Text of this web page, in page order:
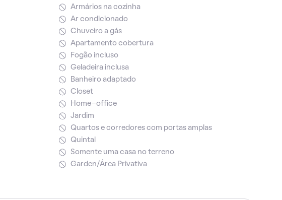
Armários na cozinha
Ar condicionado
Chuveiro a gás
Apartamento cobertura
Fogão incluso
Geladeira inclusa
Banheiro adaptado
Closet
Home-office
Jardim
Quartos e corredores com portas amplas
Quintal
Somente uma casa no terreno
Garden/Área Privativa